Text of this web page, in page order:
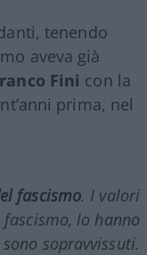
tenendo
aveva già
Fini con la
prima, nel
fascismo. I valori
lo hanno
sopravvissuti.